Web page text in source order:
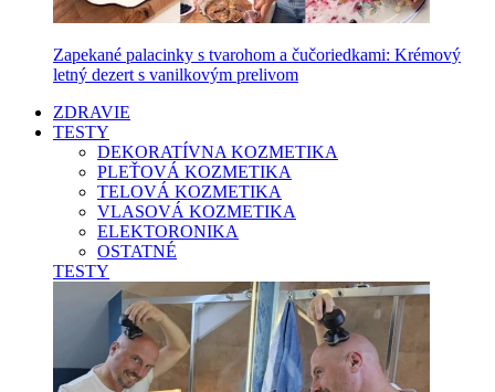
Zapekané palacinky s tvarohom a čučoriedkami: Krémový
letný dezert s vanilkovým prelivom
ZDRAVIE
TESTY
DEKORATÍVNA KOZMETIKA
PLEŤOVÁ KOZMETIKA
TELOVÁ KOZMETIKA
VLASOVÁ KOZMETIKA
ELEKTORONIKA
OSTATNÉ
TESTY